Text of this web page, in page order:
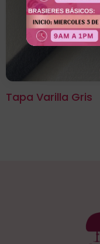
Tapa Varilla Gris